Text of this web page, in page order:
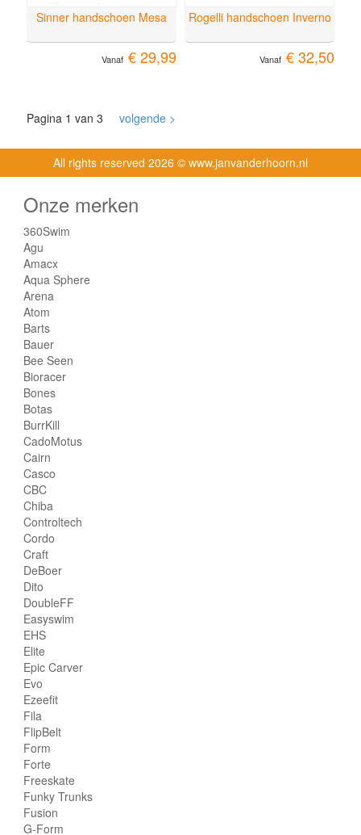
Sinner handschoen Mesa
Vanaf € 29,99
Rogelli handschoen Inverno
Vanaf € 32,50
Pagina 1 van 3 volgende >
All rights reserved 2026 © www.janvanderhoorn.nl
Onze merken
360Swim
Agu
Amacx
Aqua Sphere
Arena
Atom
Barts
Bauer
Bee Seen
Bioracer
Bones
Botas
BurrKill
CadoMotus
Cairn
Casco
CBC
Chiba
Controltech
Cordo
Craft
DeBoer
Dito
DoubleFF
Easyswim
EHS
Elite
Epic Carver
Evo
Ezeefit
Fila
FlipBelt
Form
Forte
Freeskate
Funky Trunks
Fusion
G-Form